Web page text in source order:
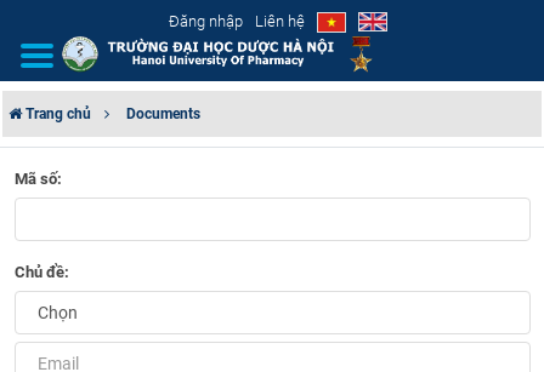
Đăng nhập Liên hệ
TUYỂN SINH
ĐÀO TẠO
Trang chủ Documents
Mã số:
Chủ đề: